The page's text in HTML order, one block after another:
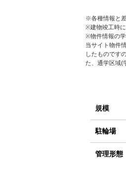
※各種情報と
※建物竣工時に
※物件情報の
当サイト物件
したものです
た、通学区域(
規模
駐輪場
管理形態